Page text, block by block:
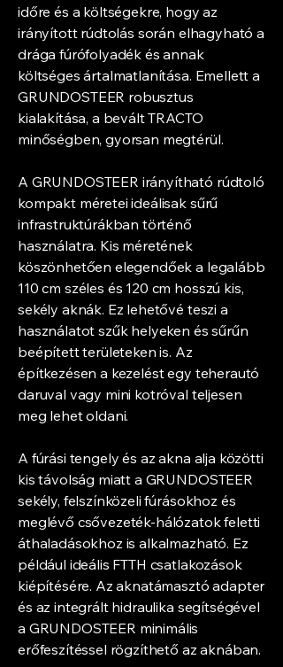
időre és a költségekre, hogy az
irányított rúdtolás során elhagyható a
drága fúrófolyadék és annak
költséges ártalmatlanítása. Emellett a
GRUNDOSTEER robusztus
kialakítása, a bevált TRACTO
minőségben, gyorsan megtérül.
A GRUNDOSTEER irányítható rúdtoló
kompakt méretei ideálisak sűrű
infrastruktúrákban történő
használatra. Kis méretének
köszönhetően elegendőek a legalább
110 cm széles és 120 cm hosszú kis,
sekély aknák. Ez lehetővé teszi a
használatot szűk helyeken és sűrűn
beépített területeken is. Az
építkezésen a kezelést egy teherautó
daruval vagy mini kotróval teljesen
meg lehet oldani.
A fúrási tengely és az akna alja közötti
kis távolság miatt a GRUNDOSTEER
sekély, felszínközeli fúrásokhoz és
meglévő csővezeték-hálózatok feletti
áthaladásokhoz is alkalmazható. Ez
például ideális FTTH csatlakozások
kiépítésére. Az aknatámasztó adapter
és az integrált hidraulika segítségével
a GRUNDOSTEER minimális
erőfeszítéssel rögzíthető az aknában.